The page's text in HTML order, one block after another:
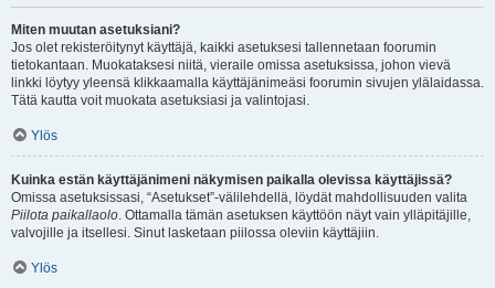
Miten muutan asetuksiani?
Jos olet rekisteröitynyt käyttäjä, kaikki asetuksesi tallennetaan foorumin
tietokantaan. Muokataksesi niitä, vieraile omissa asetuksissa, johon vievä
linkki löytyy yleensä klikkaamalla käyttäjänimeäsi foorumin sivujen ylälaidassa.
Tätä kautta voit muokata asetuksiasi ja valintojasi.
Ylös
Kuinka estän käyttäjänimeni näkymisen paikalla olevissa käyttäjissä?
Omissa asetuksissasi, “Asetukset”-välilehdellä, löydät mahdollisuuden valita
Piilota paikallaolo. Ottamalla tämän asetuksen käyttöön näyt vain ylläpitäjille,
valvojille ja itsellesi. Sinut lasketaan piilossa oleviin käyttäjiin.
Ylös